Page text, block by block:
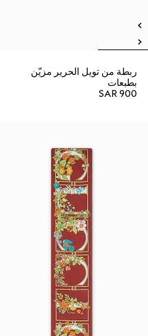
ربطة من تويل الحرير مزيّن
بطبعات
SAR 900